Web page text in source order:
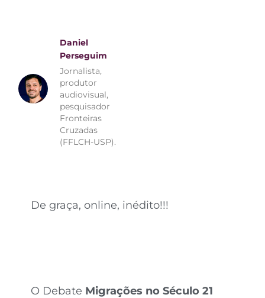
Daniel
Perseguim
Jornalista,
produtor
audiovisual,
pesquisador
Fronteiras
Cruzadas
(FFLCH-USP).
De graça, online, inédito!!!
O Debate Migrações no Século 21